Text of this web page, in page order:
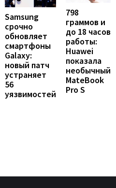
Samsung
срочно
обновляет
смартфоны
Galaxy:
новый патч
устраняет
56
уязвимостей
798
граммов и
до 18 часов
работы:
Huawei
показала
необычный
MateBook
Pro S